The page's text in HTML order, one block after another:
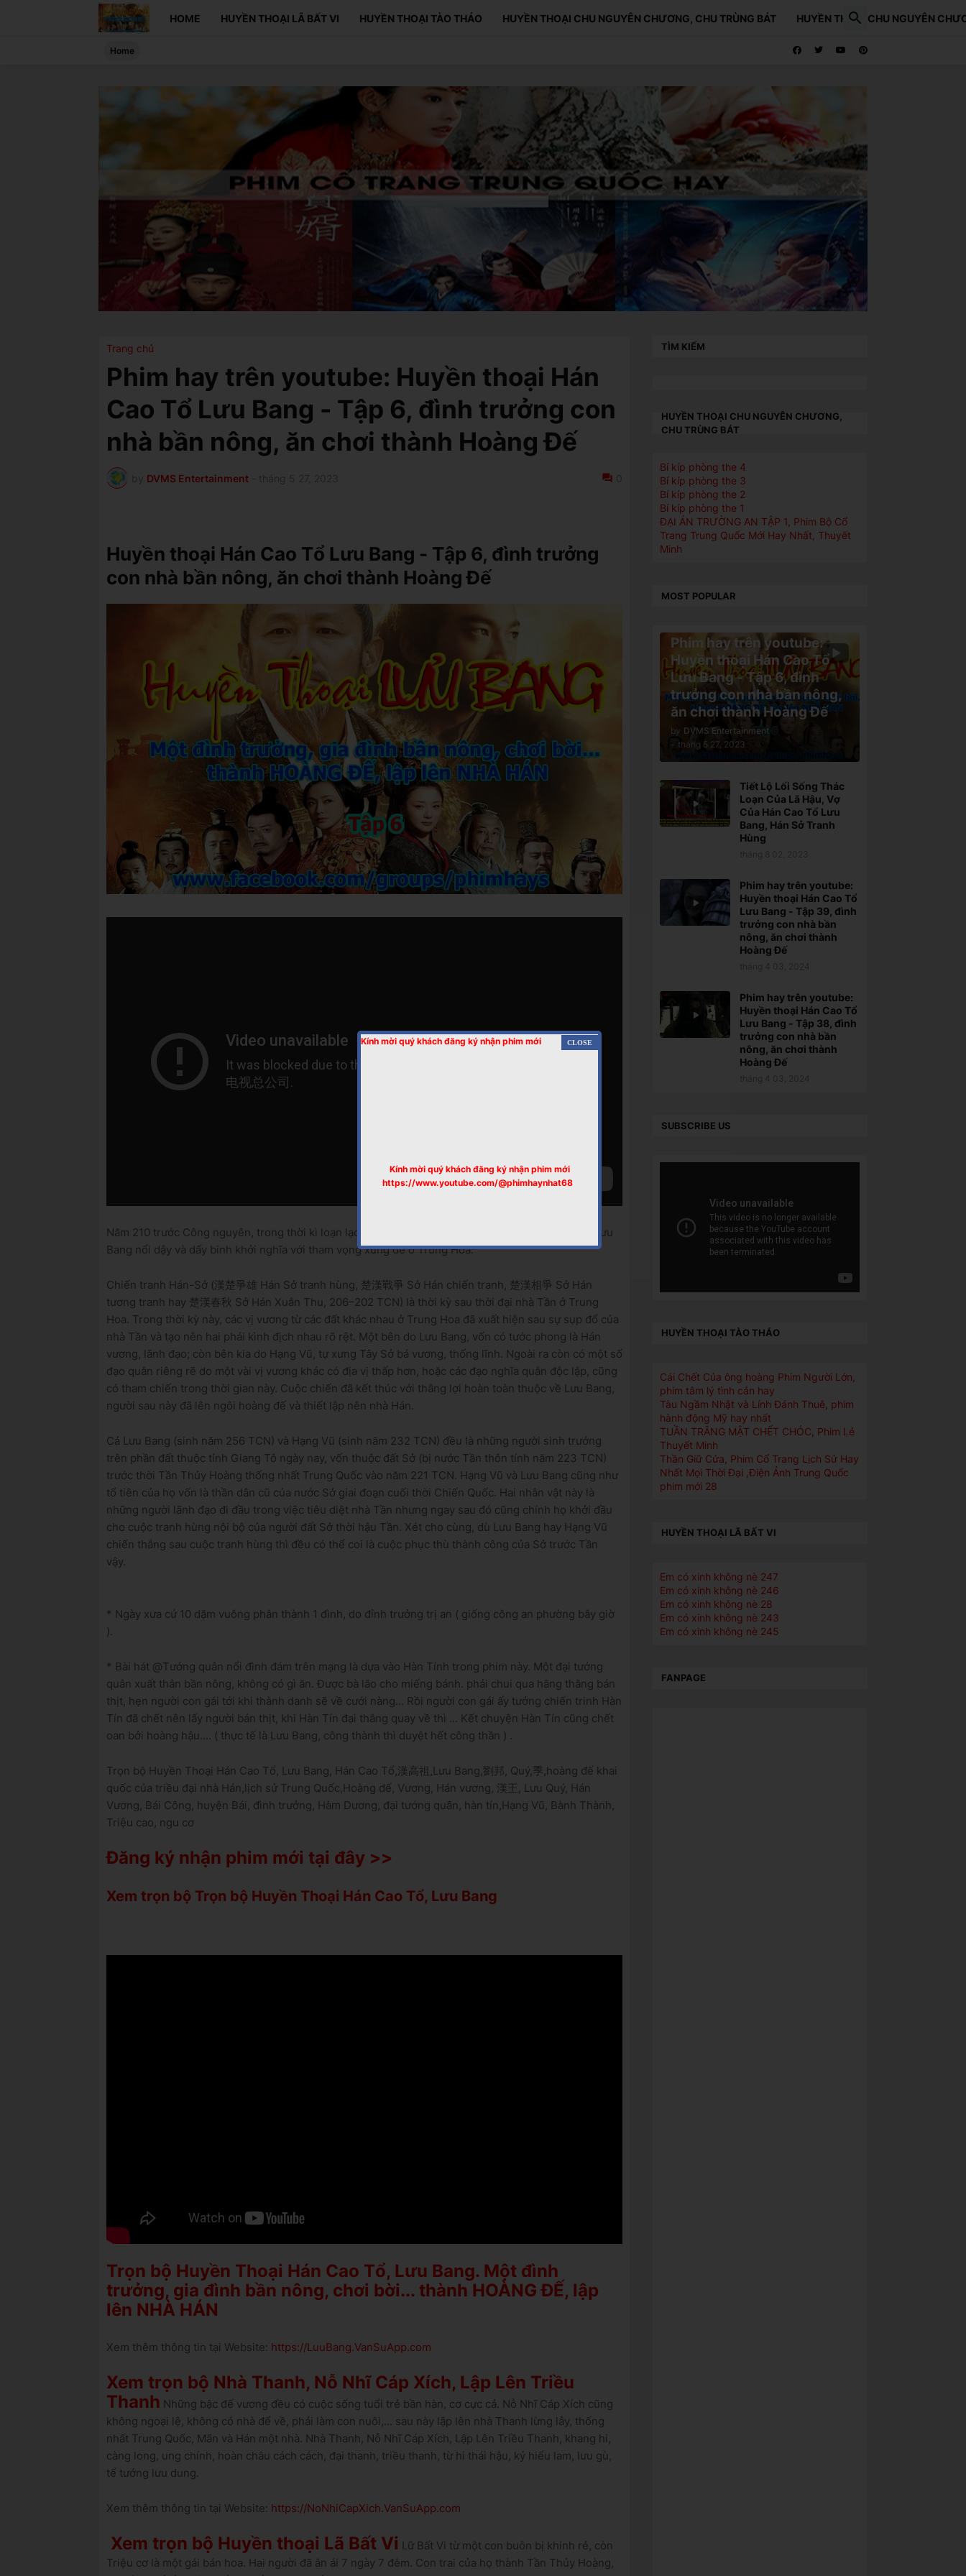
HOME HUYỀN THOẠI LÃ BẤT VI HUYỀN THOẠI TÀO THÁO HUYỀN THOẠI CHU NGUYÊN CHƯƠNG, CHU TRÙNG BÁT HUYỀN THOẠI CHU NGUYÊN
Home
Kính mời quý khách đăng ký nhận phim mới
Kính mời quý khách đăng ký nhận phim mới
https://www.youtube.com/@phimhaynhat68
Trang chủ
Phim hay trên youtube: Huyền thoại Hán
Cao Tổ Lưu Bang - Tập 6, đình trưởng con
nhà bần nông, ăn chơi thành Hoàng Đế
DVMS Entertainment
Huyền thoại Hán Cao Tổ Lưu Bang - Tập 6, đình trưởng
con nhà bần nông, ăn chơi thành Hoàng Đế
Năm 210 trước Công nguyên, trong thời kì loạn lạc sau khi Tần Thủy Hoàng băng hà, Hạng Vũ và Lưu
Bang nổi dậy và dấy binh khởi nghĩa với tham vọng xưng đế ở Trung Hoa.
Chiến tranh Hán-Sở (漢楚爭雄 Hán Sở tranh hùng, 楚漢戰爭 Sở Hán chiến tranh, 楚漢相爭 Sở Hán
tương tranh hay 楚漢春秋 Sở Hán Xuân Thu, 206–202 TCN) là thời kỳ sau thời đại nhà Tần ở Trung
Hoa. Trong thời kỳ này, các vị vương từ các đất khác nhau ở Trung Hoa đã xuất hiện sau sự sụp đổ của
nhà Tần và tạo nên hai phái kình địch nhau rõ rệt. Một bên do Lưu Bang, vốn có tước phong là Hán
vương, lãnh đạo; còn bên kia do Hạng Vũ, tự xưng Tây Sở bá vương, thống lĩnh. Ngoài ra còn có một số
đạo quân riêng rẽ do một vài vị vương khác có địa vị thấp hơn, hoặc các đạo nghĩa quân độc lập, cũng
có tham chiến trong thời gian này. Cuộc chiến đã kết thúc với thắng lợi hoàn toàn thuộc về Lưu Bang,
người sau này đã lên ngôi hoàng đế và thiết lập nên nhà Hán.
Cả Lưu Bang (sinh năm 256 TCN) và Hạng Vũ (sinh năm 232 TCN) đều là những người sinh trưởng
trên phần đất thuộc tỉnh Giang Tô ngày nay, vốn thuộc đất Sở (bị nước Tần thôn tính năm 223 TCN)
trước thời Tần Thủy Hoàng thống nhất Trung Quốc vào năm 221 TCN. Hạng Vũ và Lưu Bang cũng như
tổ tiên của họ vốn là thần dân cũ của nước Sở giai đoạn cuối thời Chiến Quốc. Hai nhân vật này là
những người lãnh đạo đi đầu trong việc tiêu diệt nhà Tần nhưng ngay sau đó cũng chính họ khởi đầu
cho cuộc tranh hùng nội bộ của người đất Sở thời hậu Tần. Xét cho cùng, dù Lưu Bang hay Hạng Vũ
chiến thắng sau cuộc tranh hùng thì đều có thể coi là cuộc phục thù thành công của Sở trước Tần
vậy.
* Ngày xưa cứ 10 dặm vuông phân thành 1 đình, do đỉnh trưởng trị an ( giống công an phường bây giờ
).
* Bài hát @Tướng quân nổi đình đám trên mạng là dựa vào Hàn Tính trong phim này. Một đại tướng
quân xuất thân bần nông, không có gì ăn. Được bà lão cho miếng bánh. phải chui qua hãng thằng bán
thịt, hẹn người con gái tới khi thành danh sẽ về cưới nàng... Rồi người con gái ấy tưởng chiến trinh Hàn
Tín đã chết nên lấy người bán thịt, khi Hàn Tín đại thắng quay về thì ... Kết chuyện Hàn Tín cũng chết
oan bởi hoàng hậu.... ( thực tế là Lưu Bang, công thành thì duyệt hết công thần ) .
Trọn bộ Huyền Thoại Hán Cao Tổ, Lưu Bang, Hán Cao Tổ,漢高祖,Lưu Bang,劉邦, Quý,季,hoàng đế khai
quốc của triều đại nhà Hán,lịch sử Trung Quốc,Hoàng đế, Vương, Hán vương, 漢王, Lưu Quý, Hán
Vương, Bái Công, huyện Bái, đình trưởng, Hàm Dương, đại tướng quân, hàn tín,Hạng Vũ, Bành Thành,
Triệu cao, ngu cơ
Đăng ký nhận phim mới tại đây >>
Xem trọn bộ Trọn bộ Huyền Thoại Hán Cao Tổ, Lưu Bang
Trọn bộ Huyền Thoại Hán Cao Tổ, Lưu Bang. Một đình
trưởng, gia đình bần nông, chơi bời... thành HOÀNG ĐẾ, lập
lên NHÀ HÁN
Xem thêm thông tin tại Website: https://LuuBang.VanSuApp.com
Xem trọn bộ Nhà Thanh, Nỗ Nhĩ Cáp Xích, Lập Lên Triều
Thanh Những bậc đế vương đều có cuộc sống tuổi trẻ bần hàn, cơ cực cả. Nỗ Nhĩ Cáp Xích cũng
không ngoại lệ, không có nhà để về, phải làm con nuôi,... sau này lập lên nhà Thanh lừng lẫy, thống
nhất Trung Quốc, Mãn và Hán một nhà. Nhà Thanh, Nỗ Nhĩ Cáp Xích, Lập Lên Triều Thanh, khang hi,
càng long, ung chính, hoàn châu cách cách, đại thanh, triều thanh, từ hi thái hậu, kỷ hiểu lam, lưu gù,
tể tướng lưu dung.
Xem thêm thông tin tại Website: https://NoNhiCapXich.VanSuApp.com
Xem trọn bộ Huyền thoại Lã Bất Vi
Lữ Bất Vi từ một con buôn bị khinh rẻ, còn
Triệu cơ là một gái bán hoa. Hai người đã ân ái 7 ngày 7 đêm. Con trai của họ thành Tần Thủy Hoàng,
TÌM KIẾM
HUYỀN THOẠI CHU NGUYÊN CHƯƠNG,
CHU TRÙNG BÁT
Bí kíp phòng the 4
Bí kíp phòng the 3
Bí kíp phòng the 2
Bí kíp phòng the 1
ĐẠI ÁN TRƯỜNG AN TẬP 1, Phim Bộ Cổ
Trang Trung Quốc Mới Hay Nhất, Thuyết
Minh
MOST POPULAR
Phim hay trên youtube:
Huyền thoại Hán Cao Tổ
Lưu Bang - Tập 6, đình
trưởng con nhà bần nông,
ăn chơi thành Hoàng Đế
by DVMS Entertainment
- tháng 5 27, 2023
Tiết Lộ Lối Sống Thác
Loạn Của Lã Hậu, Vợ
Của Hán Cao Tổ Lưu
Bang, Hán Sở Tranh
Hùng
Phim hay trên youtube:
Huyền thoại Hán Cao Tổ
Lưu Bang - Tập 39, đình
trưởng con nhà bần
nông, ăn chơi thành
Hoàng Đế
Phim hay trên youtube:
Huyền thoại Hán Cao Tổ
Lưu Bang - Tập 38, đình
trưởng con nhà bần
nông, ăn chơi thành
Hoàng Đế
SUBSCRIBE US
HUYỀN THOẠI TÀO THÁO
Cái Chết Của ông hoàng Phim Người Lớn,
phim tâm lý tình cản hay
Tàu Ngầm Nhật và Lính Đánh Thuê, phim
hành động Mỹ hay nhất
TUẦN TRĂNG MẬT CHẾT CHÓC, Phim Lẻ
Thuyết Minh
Thần Giữ Cửa, Phim Cổ Trang Lịch Sử Hay
Nhất Mọi Thời Đại ,Điện Ảnh Trung Quốc
phim mới 28
HUYỀN THOẠI LÃ BẤT VI
Em có xinh không nè 247
Em có xinh không nè 246
Em có xinh không nè 28
Em có xinh không nè 243
Em có xinh không nè 245
FANPAGE